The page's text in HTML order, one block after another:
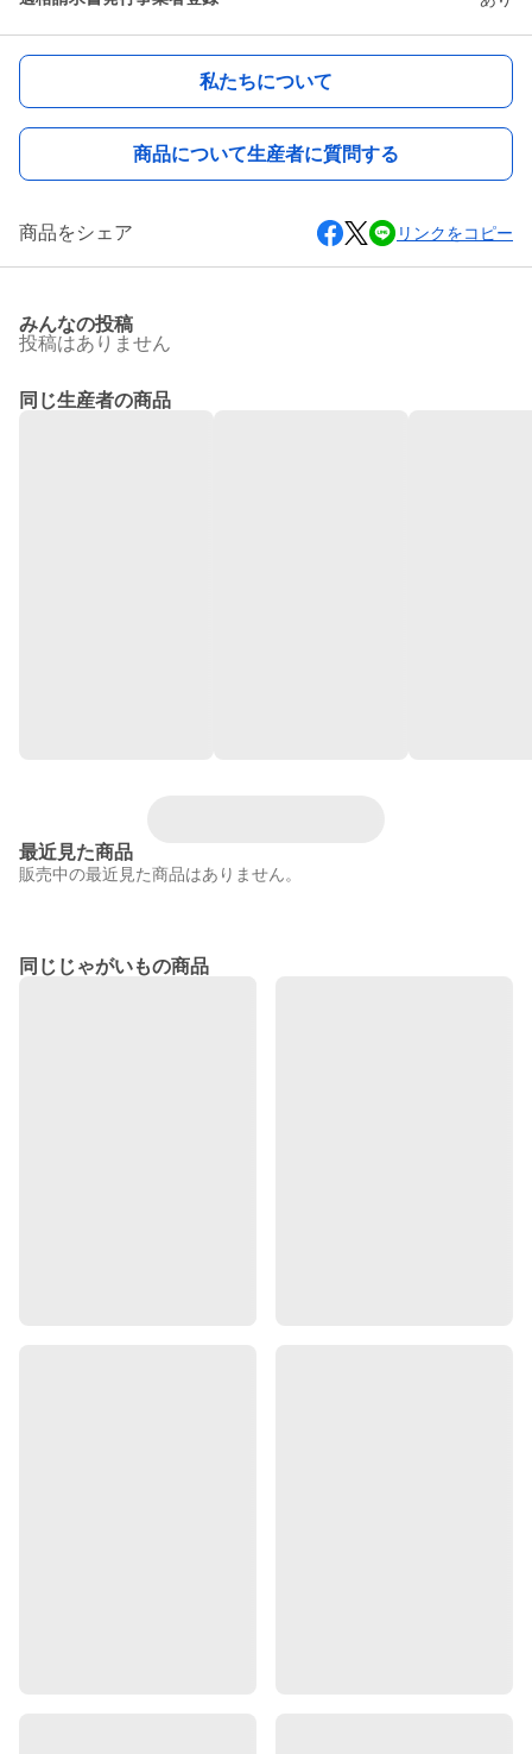
私たちについて
商品について生産者に質問する
商品をシェア リンクをコピー
みんなの投稿
投稿はありません
同じ生産者の商品
最近見た商品
販売中の最近見た商品はありません。
同じじゃがいもの商品